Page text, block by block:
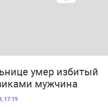
умер избитый
мужчина
17:19